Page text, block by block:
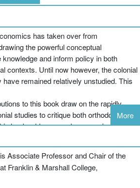
has taken over from
the powerful conceptual
and inform policy in both
contexts. Until now however, the colonial
remained relatively unstudied. This
to this book draw on the rapidly
studies to critique both orthodox and
book addresses a large gap in
lacks the type of sophisticated analysis
it displays in its analysis of culture. The
terrain covered within this book spans
philosophy, literary theory,
studies.
More
is Associate Professor and Chair of the
Franklin & Marshall College,